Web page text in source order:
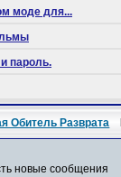
моде для...
пароль.
Обитель Разврата
новые сообщения